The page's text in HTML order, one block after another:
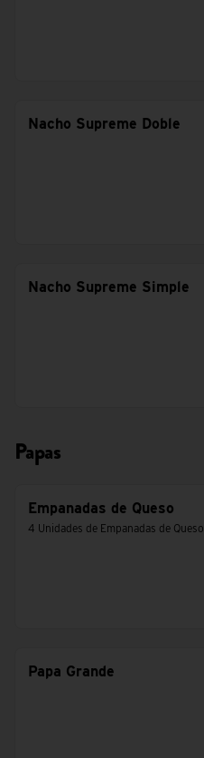
Nacho Supreme Doble
Nacho Supreme Simple
Papas
Empanadas de Queso
4 Unidades de Empanadas de Queso
Papa Grande